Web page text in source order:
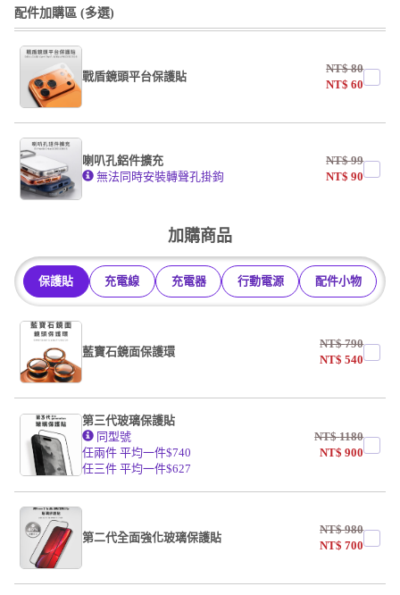
掛繩
undefined / undefined
配件加購區 (多選)
戰盾鏡頭平台保護貼
NT$80
NT$60
系列
喇叭孔鋁件擴充
無法同時安裝轉聲孔掛鉤
NT$99
NT$90
加購商品
保護貼 充電線 充電器 行動電源 配件小物
藍寶石鏡面保護環
NT$790
NT$540
第三代玻璃保護貼
同型號
任兩件 平均一件$740
任三件 平均一件$627
NT$1180
NT$900
第二代全面強化玻璃保護貼
NT$980
NT$700